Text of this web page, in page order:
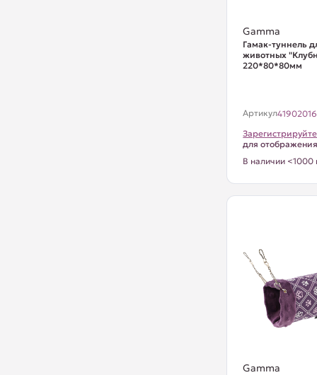
Gamma
Гамак-туннель
животных
220*80*80мм
Артикул41902016
для
В наличии <1000
Gamma